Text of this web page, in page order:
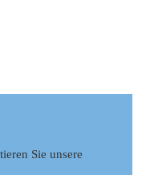
Sie unsere